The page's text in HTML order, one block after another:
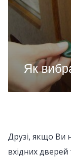
Як
Друзі, якщо Ви
вхідних